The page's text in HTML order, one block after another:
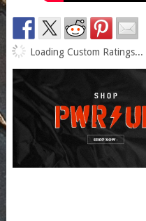
Loading Custom Ratings...